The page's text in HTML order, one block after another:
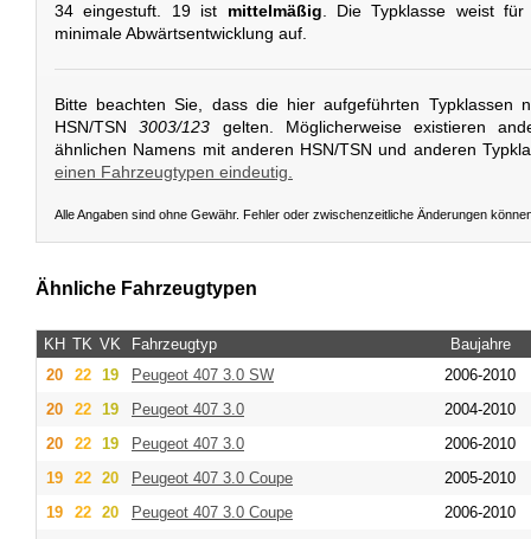
34 eingestuft. 19 ist mittelmäßig. Die Typklasse weist
minimale Abwärtsentwicklung auf.
Bitte beachten Sie, dass die hier aufgeführten Typklassen
HSN/TSN3003/123 gelten. Möglicherweise existieren
ähnlichen Namens mit anderen HSN/TSN und anderen
einen Fahrzeugtypen eindeutig.
Alle Angaben sind ohne Gewähr. Fehler oder zwischenzeitliche Änderungen
Ähnliche Fahrzeugtypen
KH TK VK Fahrzeugtyp
Baujahre
20
22 19 Peugeot 407 3.0 SW 2006-2010
20
22 19 Peugeot 407 3.0 2004-2010
20
22 19 Peugeot 407 3.0 2006-2010
19
22 20 Peugeot 407 3.0 Coupe 2005-2010
19
22 20 Peugeot 407 3.0 Coupe 2006-2010